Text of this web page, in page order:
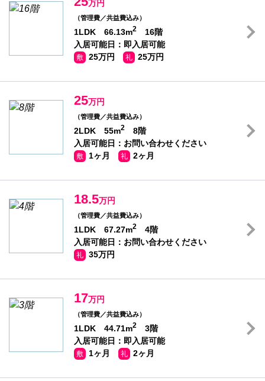
万円
（管理費／共益費込み）
1LDK 66.13m2
16階
入居可能日：即入居可能
敷 25万円 礼 25万円
25万円
（管理費／共益費込み）
2LDK 55m2
8階
入居可能日：お問い合わせください
敷 1ヶ月 礼 2ヶ月
18.5万円
（管理費／共益費込み）
1LDK 67.27m2
4階
入居可能日：お問い合わせください
礼 35万円
17万円
（管理費／共益費込み）
1LDK 44.71m2
3階
入居可能日：即入居可能
敷 1ヶ月 礼 2ヶ月